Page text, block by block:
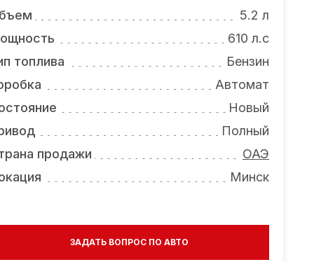
5.2 л
610 л.с
топлива
Бензин
Автомат
Новый
Полный
продажи
ОАЭ
Минск
ЗАДАТЬ ВОПРОС ПО АВТО